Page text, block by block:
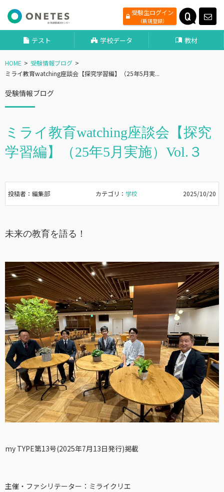
受験生ログイン
（新規登録）
テスト 学校データ 教材
HOME
受験情報ブログ
ミライ教育watching座談会【探究学習編】（25年5月実...
受験情報ブログ
ミライ教育watching座談会【探究
学習編】（25年5月実施）Vol.３
投稿者：編集部 カテゴリ： 学校 2025/10/20
未来の教育を語る！
my TYPE第13号(2025年7月13日発行)掲載
主催・ファシリテーター：ミライクリエ